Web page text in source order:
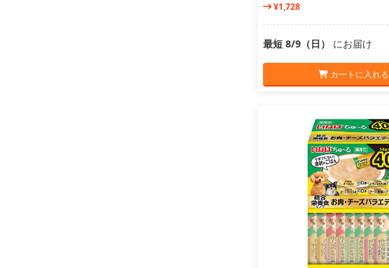
¥1,728
最短 8/9（日） にお届け
カートに入れる